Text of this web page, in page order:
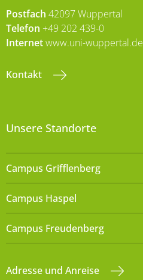
Postfach 42097 Wuppertal
Telefon +49 202 439-0
Internetwww.uni-wuppertal.de
Kontakt
Unsere Standorte
Campus Grifflenberg
Campus Haspel
Campus Freudenberg
Adresse und Anreise